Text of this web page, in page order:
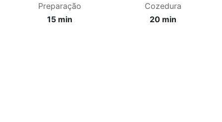
Preparação
15 min
Cozedura
20 min